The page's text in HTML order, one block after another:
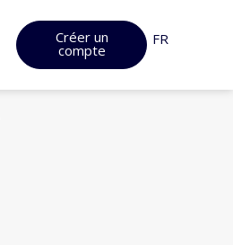
Créer un
compte
FR